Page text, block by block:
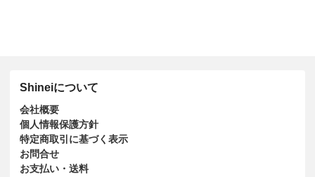
Shineiについて
会社概要
個人情報保護方針
特定商取引に基づく表示
お問合せ
お支払い・送料